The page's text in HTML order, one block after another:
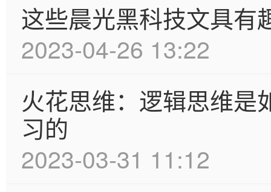
这些晨光黑科技文具有
2023-04-26 13:22
火花思维：逻辑思维是
习的
2023-03-31 11:12